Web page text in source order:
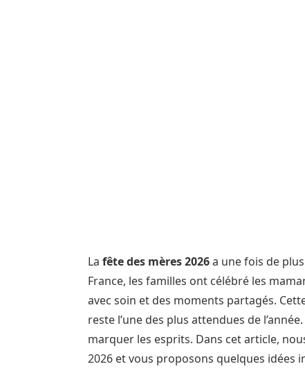
Lafête des mères 2026a une fois de
France, les familles ont célébré les
avec soin et des moments partagés.
reste l’une des plus attendues de
marquer les esprits. Dans cet article,
2026 et vous proposons quelques